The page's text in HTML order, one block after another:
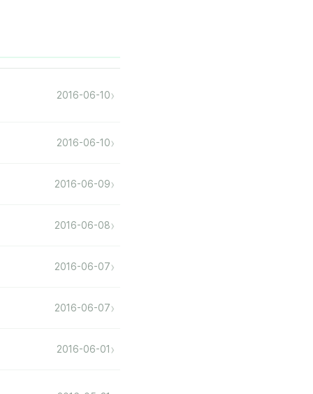
2016-06-10›
2016-06-10›
2016-06-09›
2016-06-08›
2016-06-07›
2016-06-07›
2016-06-01 ›